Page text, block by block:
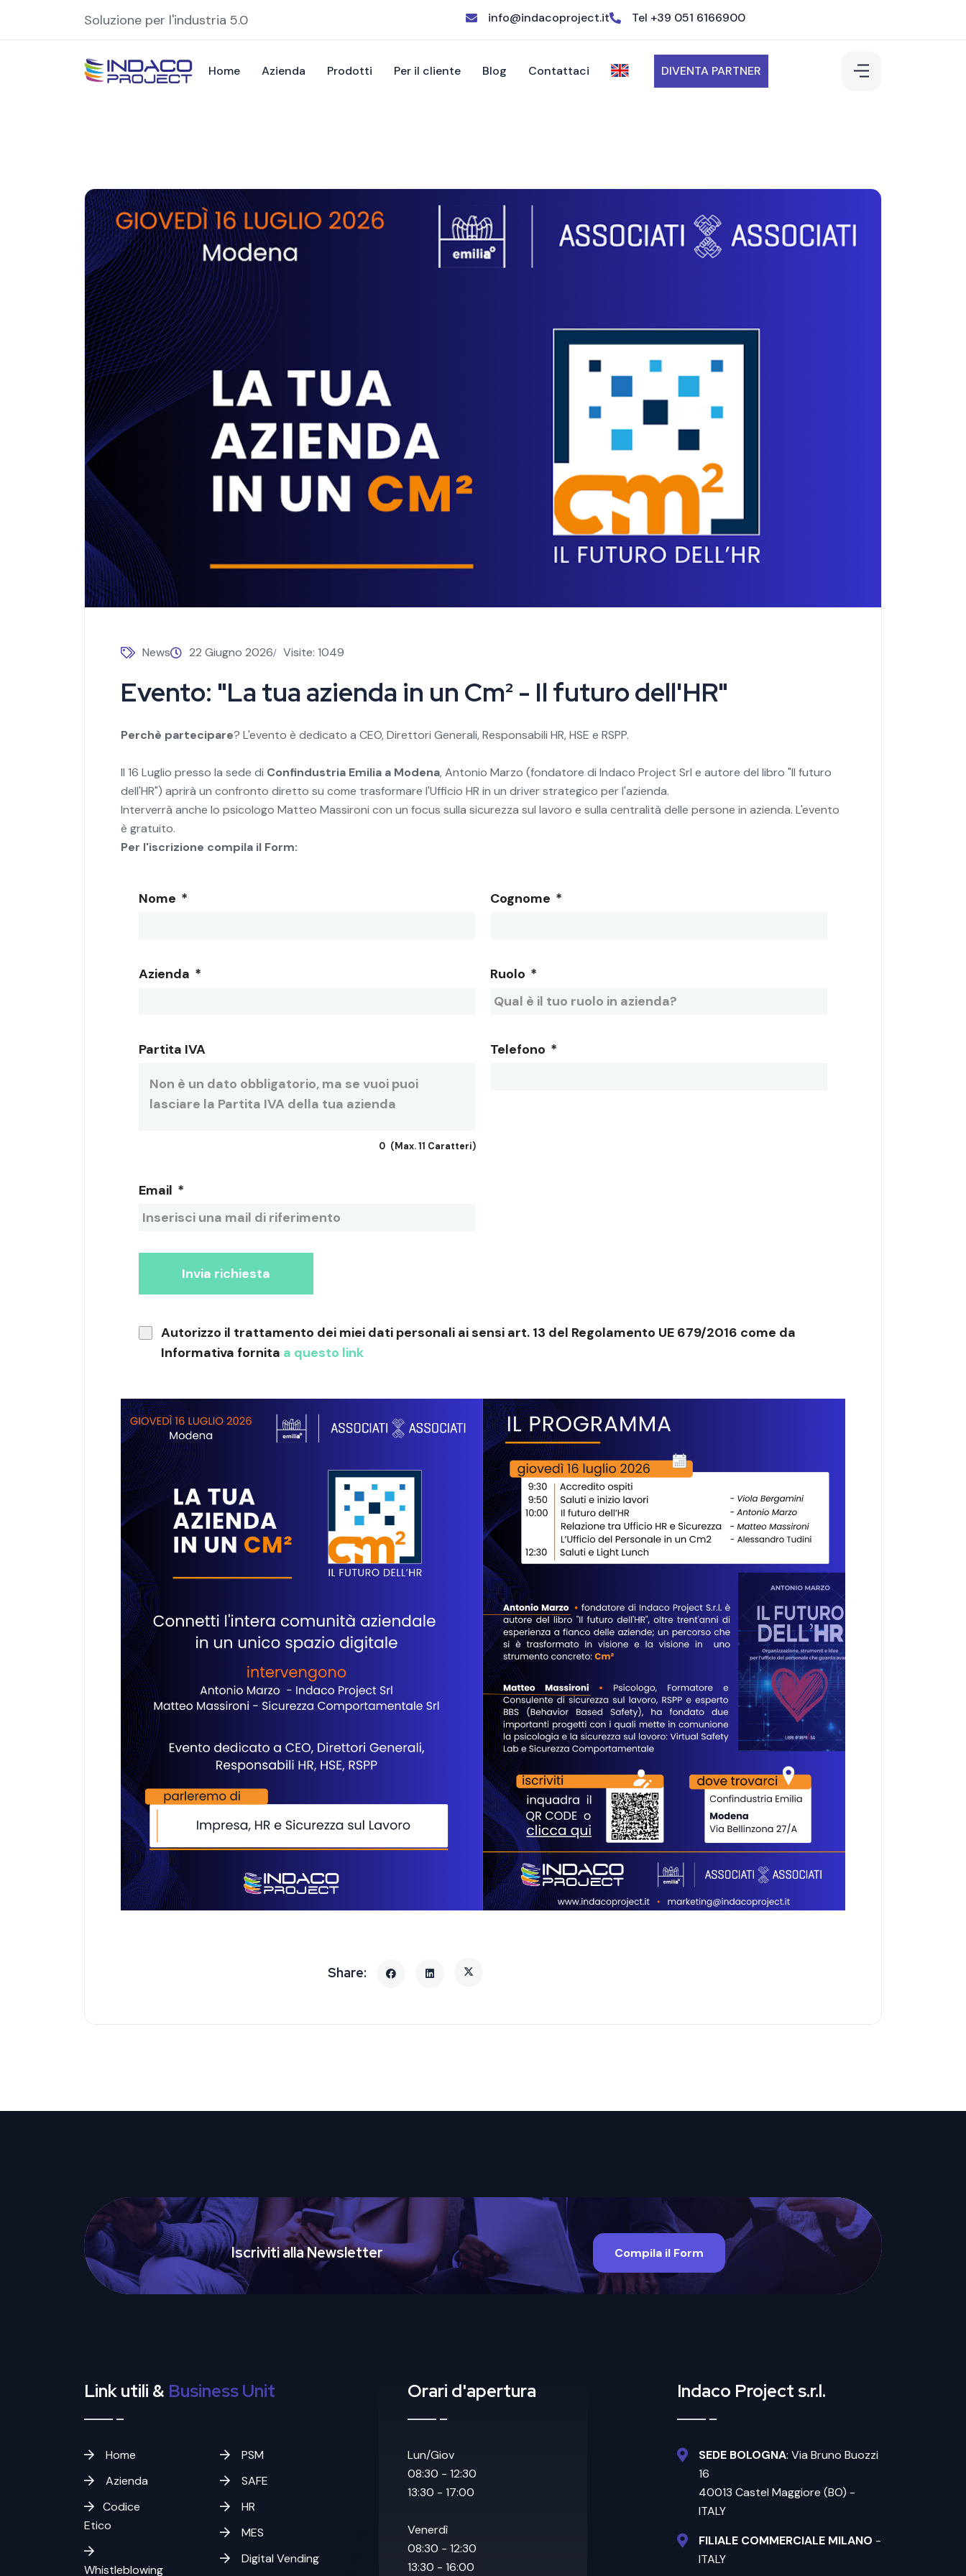
Soluzione per l'industria 5.0 info@indacoproject.it Tel +39 051 6166900
Home Azienda Prodotti Per il cliente Blog Contattaci DIVENTA PARTNER
Evento: "La tua azienda in un Cm² - Il futuro dell'HR"
News 22 Giugno 2026 Visite: 1049
Perchè partecipare? L'evento è dedicato a CEO, Direttori Generali, Responsabili HR, HSE e RSPP.
Il 16 Luglio presso la sede di Confindustria Emilia a Modena, Antonio Marzo (fondatore di Indaco Project Srl e autore del libro "Il futuro
dell'HR") aprirà un confronto diretto su come trasformare l'Ufficio HR in un driver strategico per l'azienda.
Interverrà anche lo psicologo Matteo Massironi con un focus sulla sicurezza sul lavoro e sulla centralità delle persone in azienda. L'evento
è gratuito.
Per l'iscrizione compila il Form:
Nome *
Azienda *
Partita IVA
0 (Max. 11 Caratteri)
Email *
Cognome *
Ruolo *
Telefono *
Invia richiesta
Autorizzo il trattamento dei miei dati personali ai sensi art. 13 del Regolamento UE 679/2016 come da
Informativa fornita a questo link
Iscriviti alla Newsletter Compila il Form
Link utili & Business Unit
Home
Azienda
Codice
Etico
Whistleblowing
PSM
SAFE
HR
MES
Digital Vending
Orari d'apertura
Lun/Giov
08:30 - 12:30
13:30 - 17:00
Venerdì
08:30 - 12:30
13:30 - 16:00
Indaco Project s.r.l.
SEDE BOLOGNA: Via Bruno Buozzi
16
40013 Castel Maggiore (BO) -
ITALY
FILIALE COMMERCIALE MILANO -
ITALY